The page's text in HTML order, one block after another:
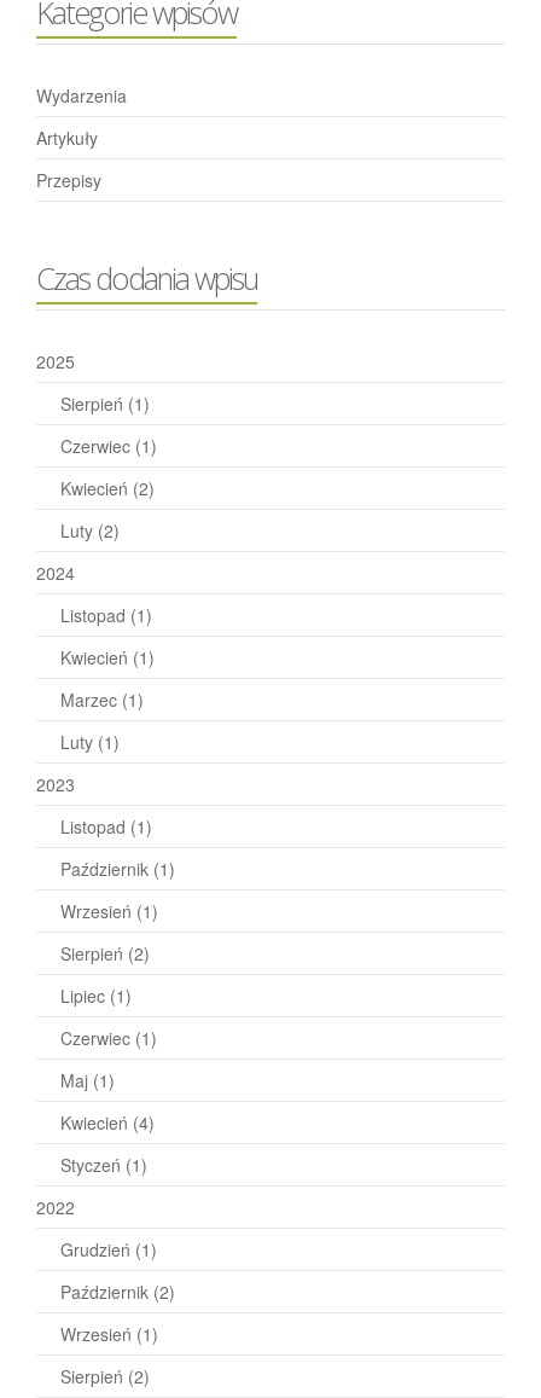
Kategorie wpisów
Wydarzenia
Artykuły
Przepisy
Czas dodania wpisu
2025
Sierpień (1)
Czerwiec (1)
Kwiecień (2)
Luty (2)
2024
Listopad (1)
Kwiecień (1)
Marzec (1)
Luty (1)
2023
Listopad (1)
Październik (1)
Wrzesień (1)
Sierpień (2)
Lipiec (1)
Czerwiec (1)
Maj (1)
Kwiecień (4)
Styczeń (1)
2022
Grudzień (1)
Październik (2)
Wrzesień (1)
Sierpień (2)